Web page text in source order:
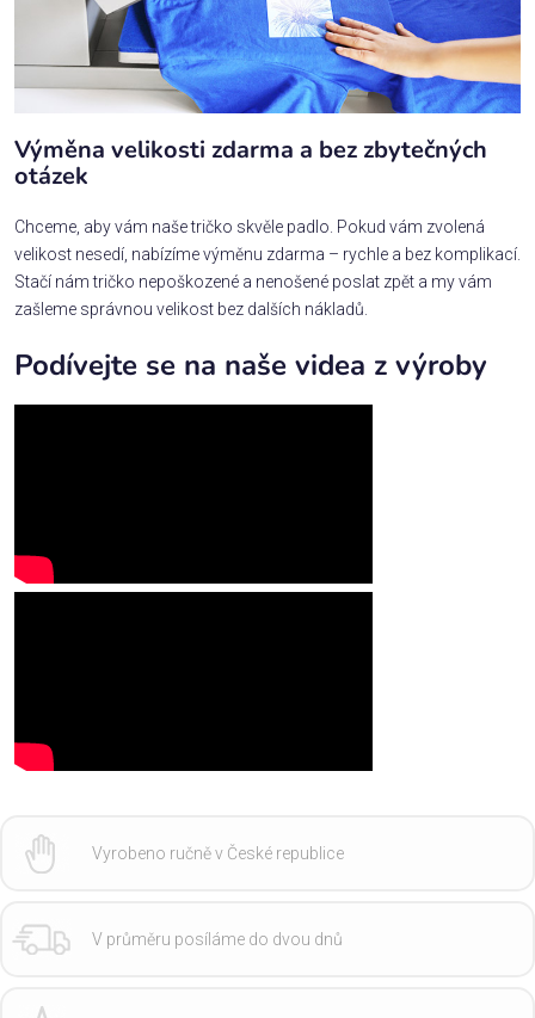
Výměna velikosti zdarma a bez zbytečných
otázek
Chceme, aby vám naše tričko skvěle padlo. Pokud vám zvolená
velikost nesedí, nabízíme výměnu zdarma – rychle a bez komplikací.
Stačí nám tričko nepoškozené a nenošené poslat zpět a my vám
zašleme správnou velikost bez dalších nákladů.
Podívejte se na naše videa z výroby
Vyrobeno ručně v České republice
V průměru posíláme do dvou dnů